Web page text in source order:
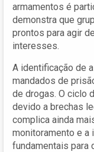
armamentos é
demonstra que
prontos para agir
interesses.
A identificação de
mandados de
de drogas. O ciclo
devido a brechas
complica ainda
monitoramento e a
fundamentais para